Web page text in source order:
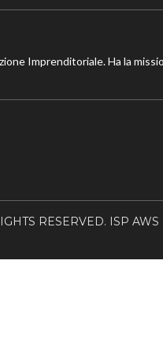
Imprenditoriale. Ha la
RESERVED. ISP AWS